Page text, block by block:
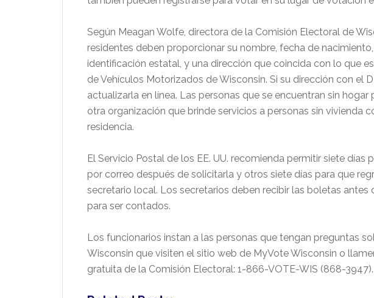
Según Meagan Wolfe, directora de la Comisión Electoral de
residentes deben proporcionar su nombre, fecha de
identificación estatal, y una dirección que coincida con lo que
de Vehículos Motorizados de Wisconsin. Si su dirección con el
actualizarla en línea. Las personas que se encuentran sin
otra organización que brinde servicios a personas sin vivienda
residencia.
El Servicio Postal de los EE. UU. recomienda permitir siete
por correo después de solicitarla y otros siete días para que
secretario local. Los secretarios deben recibir las boletas antes
para ser contados.
Los funcionarios instan a las personas que tengan preguntas
Wisconsin que visiten el sitio web de MyVote Wisconsin o
gratuita de la Comisión Electoral: 1-866-VOTE-WIS (868-3947).